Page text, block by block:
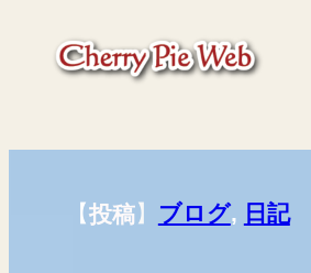
ッ
【投稿】 ブログ, 日記